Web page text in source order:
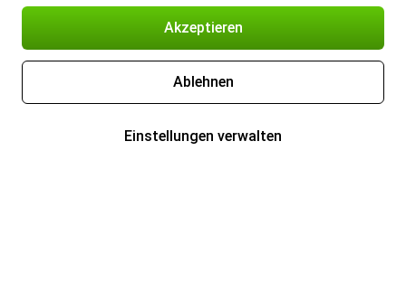
Akzeptieren
Ablehnen
Einstellungen verwalten